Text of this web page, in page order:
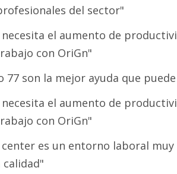
del sector"
el aumento de
con OriGn"
77 son la mejor ayuda que
el aumento de
con OriGn"
es un entorno laboral
calidad"